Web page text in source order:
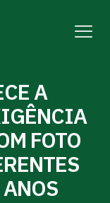
A
FOTO